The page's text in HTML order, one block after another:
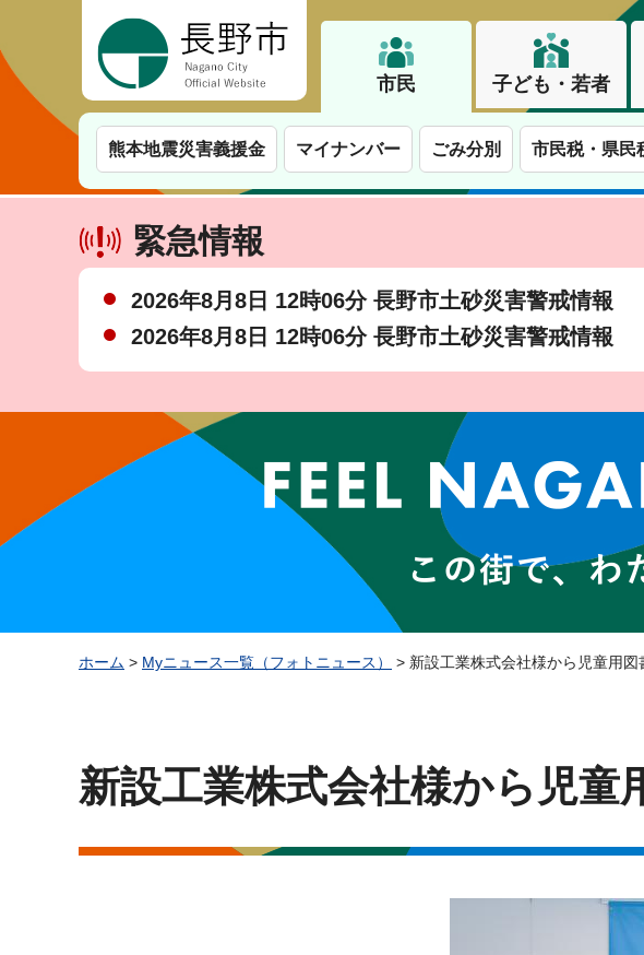
市民 子ども・若者
熊本地震災害義援金 マイナンバー ごみ分別 市民税・県民
緊急情報
2026年8月8日 12時06分 長野市土砂災害警戒情報
2026年8月8日 12時06分 長野市土砂災害警戒情報
この街
ホーム > Myニュース一覧（フォトニュース） > 新設工業株式会社様から児童用
新設工業株式会社様から児童